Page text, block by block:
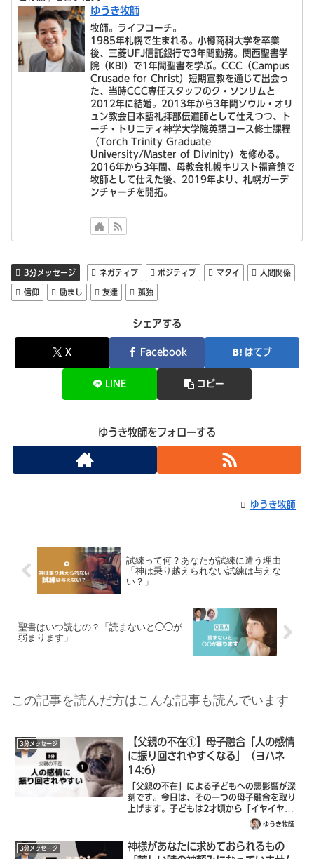
ゆうき牧師
牧師。ライフコーチ。
1985年札幌で生まれる。小樽商科大学を卒業
後、三菱UFJ信託銀行で3年間勤務。関西聖書学
院（KBI）で1年間聖書を学ぶ。CCC（Campus
Crusade for Christ）短期宣教を通じて出会っ
た、当時CCC専任スタッフのク・ソンリムと
2012年に結婚。2013年から3年間ソウル・オリ
ュン教会日本語礼拝部伝道師として仕えつつ、ト
ーチ・トリニティ神学大学院英語コース修士課程
（Torch Trinity Graduate
University/Master of Divinity）を修める。
2016年から3年間、母教会札幌キリスト福音館で
牧師として仕えた後、2019年より、札幌ガーデ
ンチャーチを開拓。
3分メッセージ ネガティブ ポジティブ マタイ 人間関係
信仰 励まし 友達 孤独
シェアする
X Facebook はてブ
LINE コピー
ゆうき牧師をフォローする
ゆうき牧師
試練って何？あなたが試練に遭う理由
「神は乗り越えられない試練は与えな
い？」
聖書はいつ読むの？「読まないと◯◯が
弱まります」
この記事を読んだ方はこんな記事も読んでいます
3分メッセージ
【父親の不在①】母子融合「人の感情
に振り回されやすくなる」（ヨハネ
14:6）
「父親の不在」による子どもへの悪影響が深
刻です。今日は、その一つの母子融合を取り
上げます。子どもは2才頃から「イヤイヤ
期」とも言われる母子分離が始まります。し
かし、3歳頃にはまた母親にべったりになり
ます。これを母子融合と言います。このと
き、...
ゆうき牧師
3分メッセージ
神様があなたに求めておられるもの